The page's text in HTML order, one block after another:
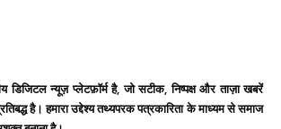
डिजिटल न्यूज़ प्लेटफ़ॉर्म है, जो सटीक, निष्पक्ष और ताज़ा खबरें
है। हमारा उद्देश्य तथ्यपरक पत्रकारिता के माध्यम से समाज